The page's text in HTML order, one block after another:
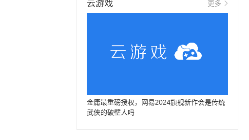
云游戏 更多
金庸最重磅授权，网易2024旗舰新作会是传统
武侠的破壁人吗